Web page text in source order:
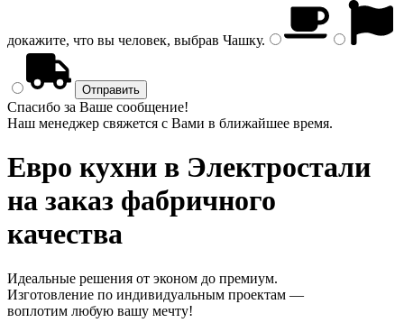
докажите, что вы человек, выбрав Чашку.
Спасибо за Ваше сообщение!
Наш менеджер свяжется с Вами в ближайшее время.
Евро кухни в Электростали
на заказ фабричного
качества
Идеальные решения от эконом до премиум.
Изготовление по индивидуальным проектам —
воплотим любую вашу мечту!